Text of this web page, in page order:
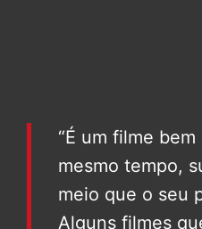
“É um filme bem
mesmo tempo,
meio que o seu
Alguns filmes